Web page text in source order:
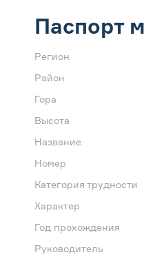
Паспорт
Регион
Район
Гора
Высота
Название
Номер
Категория трудности
Характер
Год прохождения
Руководитель